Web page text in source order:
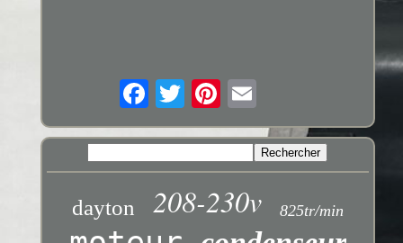
dayton 208-230v 825tr/min